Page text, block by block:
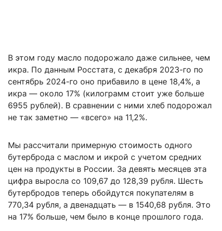
В этом году масло подорожало даже сильнее, чем
икра. По данным Росстата, с декабря 2023-го по
сентябрь 2024-го оно прибавило в цене 18,4%, а
икра — около 17% (килограмм стоит уже больше
6955 рублей). В сравнении с ними хлеб подорожал
не так заметно — «всего» на 11,2%.
Мы рассчитали примерную стоимость одного
бутерброда с маслом и икрой с учетом средних
цен на продукты в России. За девять месяцев эта
цифра выросла со 109,67 до 128,39 рубля. Шесть
бутербродов теперь обойдутся покупателям в
770,34 рубля, а двенадцать — в 1540,68 рубля. Это
на 17% больше, чем было в конце прошлого года.